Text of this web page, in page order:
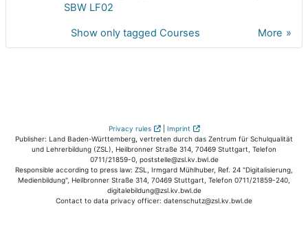
SBW LF02
More
Show only tagged Courses
Privacy rules | Imprint
Publisher: Land Baden-Württemberg, vertreten durch das Zentrum für Schulqualität
und Lehrerbildung (ZSL), Heilbronner Straße 314, 70469 Stuttgart, Telefon
0711/21859-0, poststelle@zsl.kv.bwl.de
Responsible according to press law: ZSL, Irmgard Mühlhuber, Ref. 24 "Digitalisierung,
Medienbildung", Heilbronner Straße 314, 70469 Stuttgart, Telefon 0711/21859-240,
digitalebildung@zsl.kv.bwl.de
Contact to data privacy officer: datenschutz@zsl.kv.bwl.de